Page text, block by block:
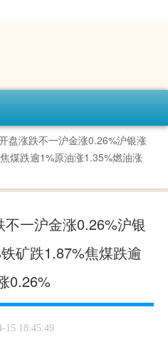
盘涨跌不一沪金涨0.26%沪银涨
煤跌逾1%原油涨1.35%燃油涨
一沪金涨0.26%沪银
矿跌1.87%焦煤跌逾
0.26%
15 18:45:49